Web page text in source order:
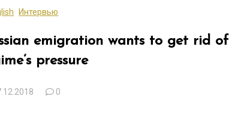
Интервью
emigration wants to get rid of
pressure
0